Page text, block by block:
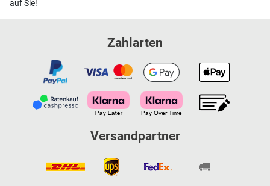
auf Sie!
Zahlarten
Versandpartner